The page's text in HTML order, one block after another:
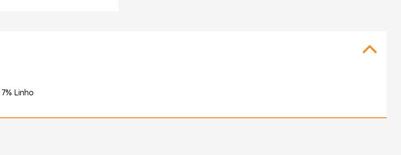
Linho